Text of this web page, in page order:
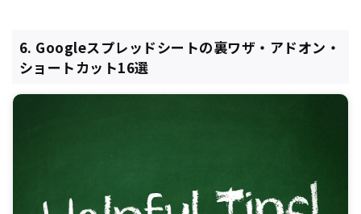
6. Googleスプレッドシートの裏ワザ・アドオン・
ショートカット16選